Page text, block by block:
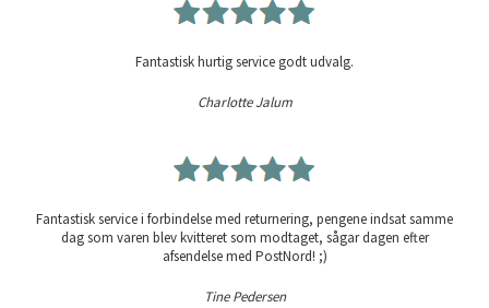
Fantastisk hurtig service godt udvalg.
Charlotte Jalum
Fantastisk service i forbindelse med returnering, pengene indsat samme
dag som varen blev kvitteret som modtaget, sågar dagen efter
afsendelse med PostNord! ;)
Tine Pedersen